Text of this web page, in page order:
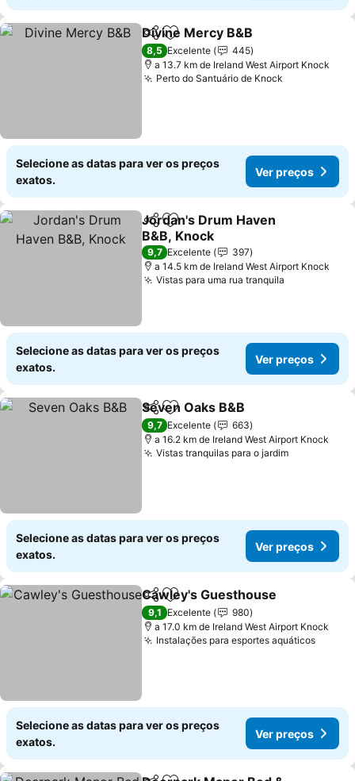
PartilharAdicionar aos favoritos
Divine Mercy B&B
8,5 Excelente
445
a 13.7 km de Ireland West Airport Knock
Perto do Santuário de Knock
Selecione as datas para ver os preços
exatos.
Ver preços
PartilharAdicionar aos favoritos
Jordan's Drum Haven
B&B, Knock
9,7 Excelente
397
a 14.5 km de Ireland West Airport Knock
Vistas para uma rua tranquila
Selecione as datas para ver os preços
exatos.
Ver preços
PartilharAdicionar aos favoritos
Seven Oaks B&B
9,7 Excelente
663
a 16.2 km de Ireland West Airport Knock
Vistas tranquilas para o jardim
Selecione as datas para ver os preços
exatos.
Ver preços
PartilharAdicionar aos favoritos
Cawley's Guesthouse
9,1 Excelente
980
a 17.0 km de Ireland West Airport Knock
Instalações para esportes aquáticos
Selecione as datas para ver os preços
exatos.
Ver preços